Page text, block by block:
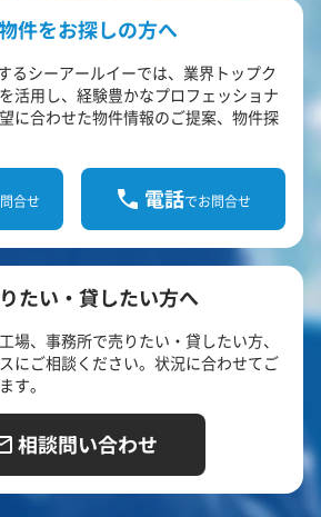
件をお探しの方へ
るシーアールイーでは、業界トップク
活用し、経験豊かなプロフェッショナ
に合わせた物件情報のご提案、物件探
合せ 電話でお問合せ
たい・貸したい方へ
場、事務所で売りたい・貸したい方、
にご相談ください。状況に合わせてご
す。
相談問い合わせ